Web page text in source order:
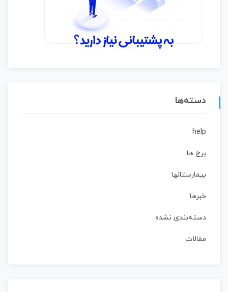
دسته‌ها
help
برج ها
بیمارستانها
خبرها
دسته‌بندی نشده
مقالات